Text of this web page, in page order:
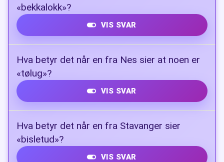
«bekkalokk»?
VIS SVAR
Hva betyr det når en fra Nes sier at noen er
«tølug»?
VIS SVAR
Rolig, snill og tålmodig
Hva betyr det når en fra Stavanger sier
«bisletud»?
VIS SVAR